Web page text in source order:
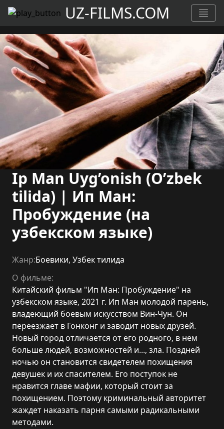
UZ-FILMS.COM
Ip Man Uyg’onish (O’zbek
tilida) | Ип Ман:
Пробуждение (на
узбекском языке)
Жанр:Боевики, Узбек тилида
О фильме:
Китайский фильм "Ип Ман: Пробуждение" на
узбекском языке, 2021 г. Ип Ман молодой парень,
владеющий боевым искусством Вин-Чун. Он
переезжает в Гонконг и заводит новых друзей.
Новый город отличается от его родного, в нем
больше людей, возможностей и..., зла. Поздней
ночью он становится свидетелем похищения
девушек и их спасителем. Его поступок не
нравится главе мафии, который стоит за
похищением. Поэтому криминальный авторитет
жаждет наказать парня самыми радикальными
методами.